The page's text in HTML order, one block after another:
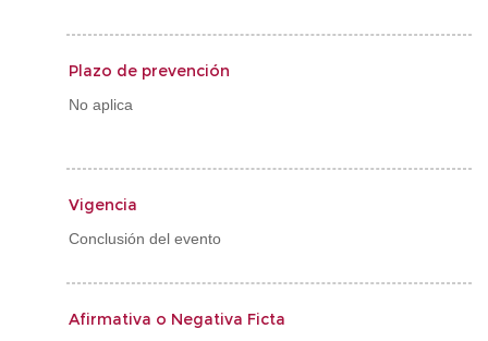
Plazo de prevención
No aplica
Vigencia
Conclusión del evento
Afirmativa o Negativa Ficta